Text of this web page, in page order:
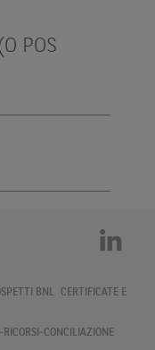
POS
BNL CERTIFICATE E
RICORSI-CONCILIAZIONE